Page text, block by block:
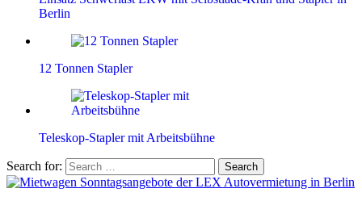
Berlin
12 Tonnen Stapler
Teleskop-Stapler mit Arbeitsbühne
Search for: